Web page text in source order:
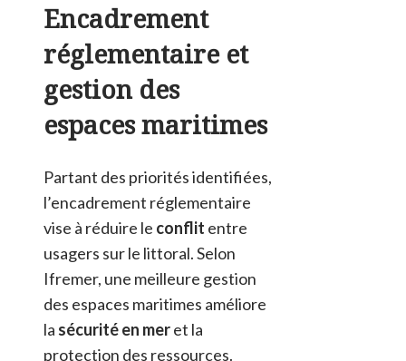
Encadrement
réglementaire et
gestion des
espaces maritimes
Partant des priorités identifiées,
l’encadrement réglementaire
vise à réduire le conflit entre
usagers sur le littoral. Selon
Ifremer, une meilleure gestion
des espaces maritimes améliore
la sécurité en meret la
protection des ressources.